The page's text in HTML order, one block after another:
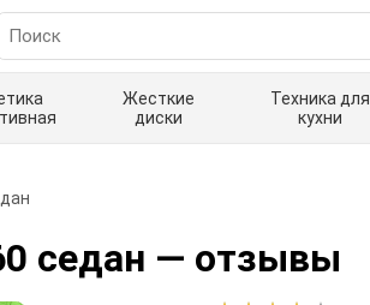
Жесткие
диски
Техника для
кухни
седан — отзывы